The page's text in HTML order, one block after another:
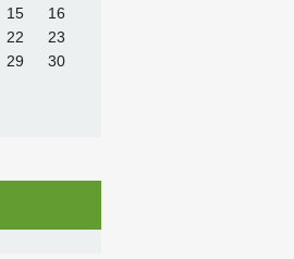
15
16
22
23
29
30